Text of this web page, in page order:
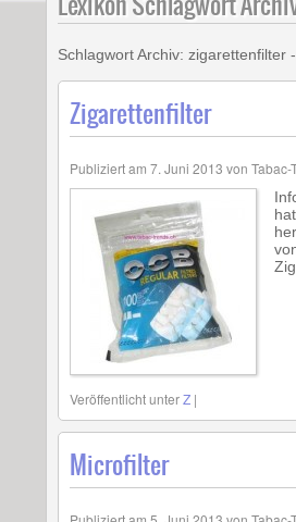
Schlagwort Archiv: zigarettenfilter
Zigarettenfilter
Publiziert am 7. Juni 2013 von Tabac-
Veröffentlicht unterZ |
Microfilter